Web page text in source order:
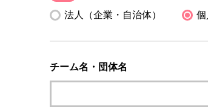
法人（企業・自治体）
個
チーム名・団体名